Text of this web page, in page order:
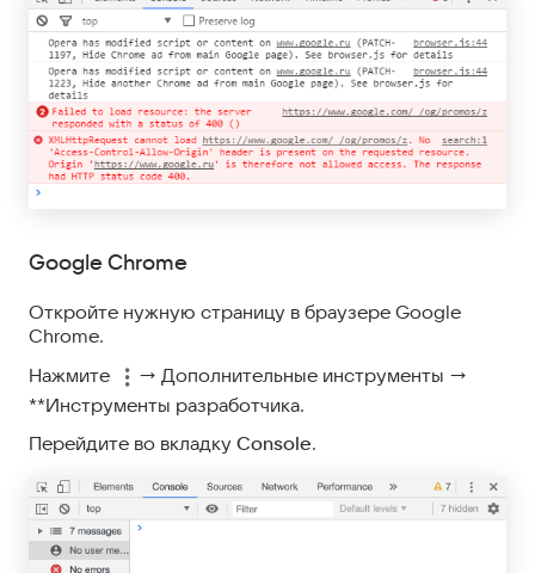
Google Chrome
Откройте нужную страницу в браузере Google
Chrome.
Нажмите
→ Дополнительные инструменты →
**Инструменты разработчика.
Перейдите во вкладку Console.